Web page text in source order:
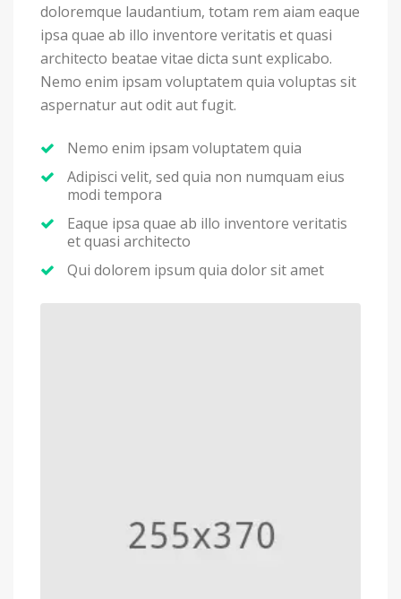
doloremque laudantium, totam rem aiam eaque
ipsa quae ab illo inventore veritatis et quasi
architecto beatae vitae dicta sunt explicabo.
Nemo enim ipsam voluptatem quia voluptas sit
aspernatur aut odit aut fugit.
Nemo enim ipsam voluptatem quia
Adipisci velit, sed quia non numquam eius
modi tempora
Eaque ipsa quae ab illo inventore veritatis
et quasi architecto
Qui dolorem ipsum quia dolor sit amet